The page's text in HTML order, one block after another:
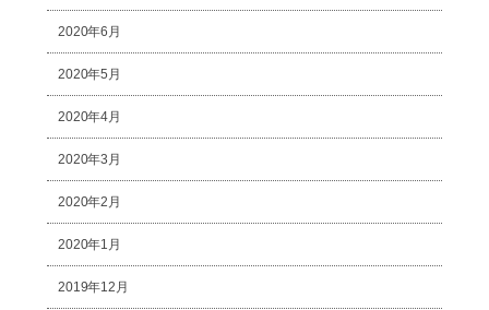
2020年6月
2020年5月
2020年4月
2020年3月
2020年2月
2020年1月
2019年12月